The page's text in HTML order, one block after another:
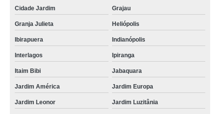
Cidade Jardim Grajau
Granja Julieta Heliópolis
Ibirapuera Indianópolis
Interlagos Ipiranga
Itaim Bibi Jabaquara
Jardim América Jardim Europa
Jardim Leonor Jardim Luzitânia